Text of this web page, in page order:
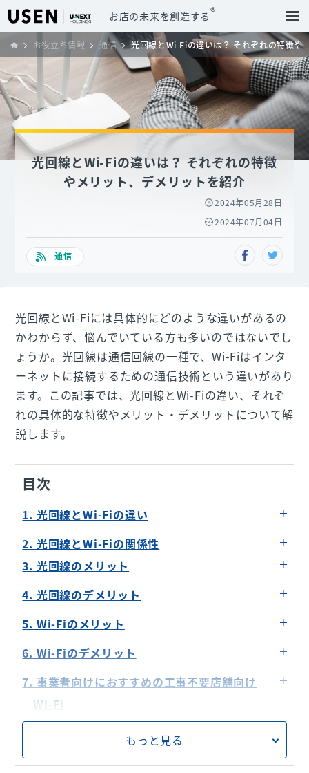
お店の未来を創造する®
お役立ち情報 通信 光回線とWi-Fiの違いは？ それぞれの特徴や
光回線とWi-Fiの違いは？ それぞれの特徴
やメリット、デメリットを紹介
2024年05月28日
2024年07月04日
通信
光回線とWi-Fiには具体的にどのような違いがあるの
かわからず、悩んでいている方も多いのではないでし
ょうか。光回線は通信回線の一種で、Wi-Fiはインタ
ーネットに接続するための通信技術という違いがあり
ます。この記事では、光回線とWi-Fiの違い、それぞ
れの具体的な特徴やメリット・デメリットについて解
説します。
目次
1. 光回線とWi-Fiの違い
光回線は光ファイバーを利用した通信回線
Wi-Fiは電波を利用した通信技術
2. 光回線とWi-Fiの関係性
3. 光回線のメリット
最大通信速度が速い
4. 光回線のデメリット
エリア・建物の構造上利用できない場合がある
持ち運びできない
5. Wi-Fiのメリット
複数機器を同時接続しやすい
6. Wi-Fiのデメリット
利用場所の周辺環境によって電波が弱くなる可能
性がある
7. 事業者向けにおすすめの工事不要店舗向け
Wi-Fi
8. 光回線とWi-Fiの違いに関するよくある質問
Q. 差し込みタイプのWi-Fiルーターは持ち運びで
きる？
9. 光回線とWi-Fiは状況によって使い分けよう
もっと見る